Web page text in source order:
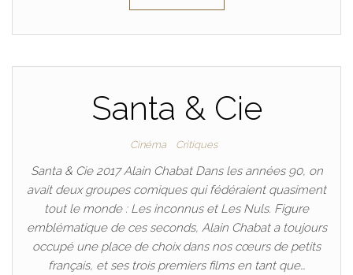
Santa & Cie
Cinéma Critiques
Santa & Cie 2017 Alain Chabat Dans les années 90, on
avait deux groupes comiques qui fédéraient quasiment
tout le monde : Les inconnus et Les Nuls. Figure
emblématique de ces seconds, Alain Chabat a toujours
occupé une place de choix dans nos cœurs de petits
français, et ses trois premiers films en tant que…